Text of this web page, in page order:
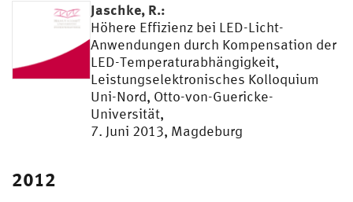
Jaschke, R.:
Höhere Effizienz bei LED-Licht-
Anwendungen durch Kompensation der
LED-Temperaturabhängigkeit,
Leistungselektronisches Kolloquium
Uni-Nord, Otto-von-Guericke-
Universität,
7. Juni 2013, Magdeburg
2012